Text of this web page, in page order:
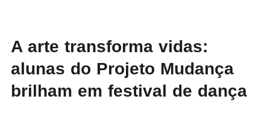
A arte transforma vidas:
alunas do Projeto Mudança
brilham em festival de dança